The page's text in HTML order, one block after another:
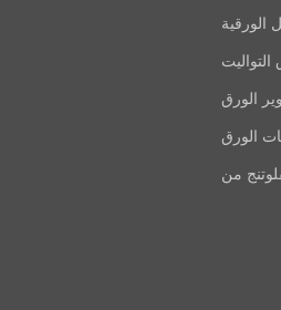
الورقية
الورق
الورق